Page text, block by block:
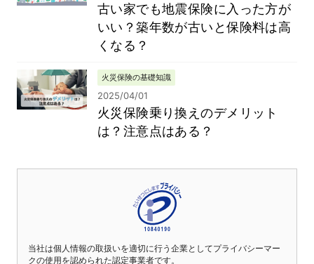
古い家でも地震保険に入った方が
いい？築年数が古いと保険料は高
くなる？
火災保険の基礎知識
2025/04/01
火災保険乗り換えのデメリット
は？注意点はある？
当社は個人情報の取扱いを適切に行う企業としてプライバシーマー
クの使用を認められた認定事業者です。